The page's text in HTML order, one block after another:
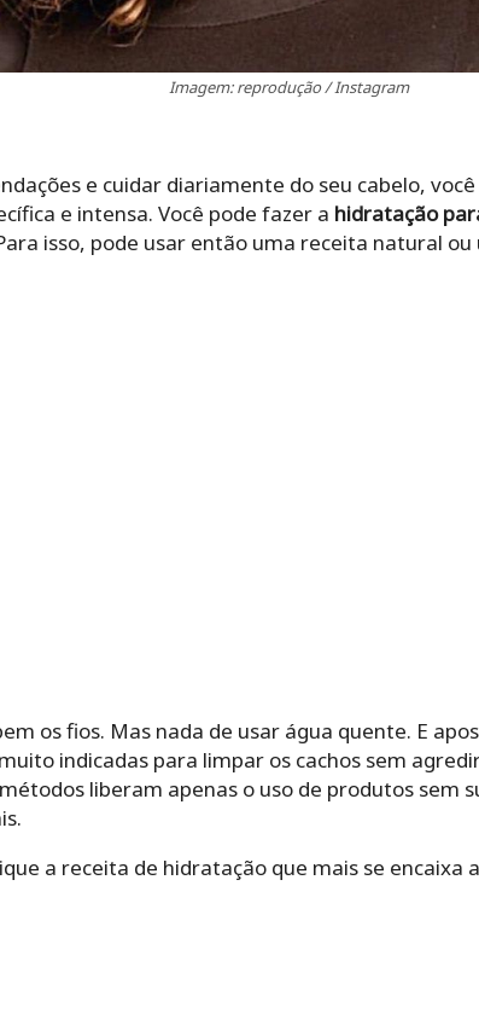
Imagem: reprodução / Instagram
e cuidar diariamente do seu cabelo,
e intensa. Você pode fazer a hidratação
isso, pode usar então uma receita natural
os fios. Mas nada de usar água quente. E
indicadas para limpar os cachos sem
liberam apenas o uso de produtos sem
a receita de hidratação que mais se encaixa